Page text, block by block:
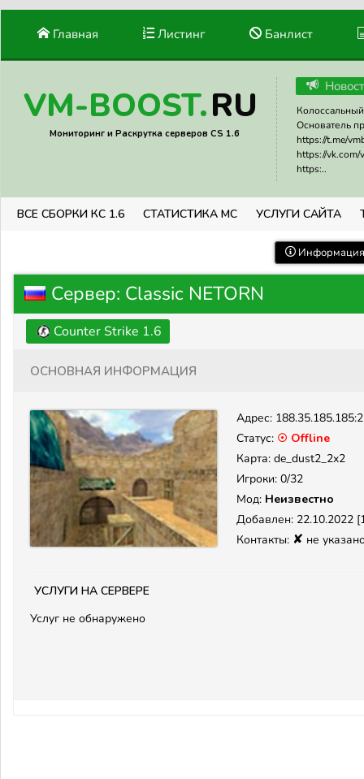
Главная Листинг Банлист
VM-BOOST.RU
Мониторинг и Раскрутка серверов CS 1.6
Основатель
https://t.me/
https://vk.com/
https:..
ВСЕ СБОРКИ КС 1.6 СТАТИСТИКА МС УСЛУГИ САЙТА
Сервер: Classic NETORN
Counter Strike 1.6
Основная информация
Адрес:
Статус: ☉ Offline
Карта: de_dust2_2x2
Игроки: 0/32
Мод: Неизвестно
Добавлен: 22.10.2022
Контакты: ✘ не
Услуги на сервере
Услуг не обнаружено